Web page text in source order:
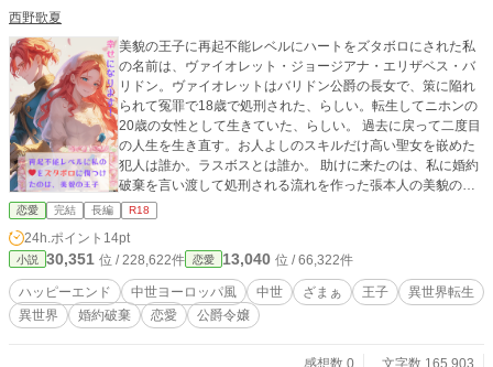
西野歌夏
美貌の王子に再起不能レベルにハートをズタボロにされた私
の名前は、ヴァイオレット・ジョージアナ・エリザベス・バ
リドン。ヴァイオレットはバリドン公爵の長女で、策に陥れ
られて冤罪で18歳で処刑された、らしい。転生してニホンの
20歳の女性として生きていた、らしい。 過去に戻って二度目
の人生を生き直す。お人よしのスキルだけ高い聖女を嵌めた
犯人は誰か。ラスボスとは誰か。 助けに来たのは、私に婚約
破棄を言い渡して処刑される流れを作った張本人の美貌のボ
アルネハルトの王子と魔導師。私のハートをズタボロに再起
不能レベルで傷つけた王子が助けにくる！？ そこに新たな王
位継承者が最高にハンサムな容貌で颯爽と現れてー。 隣国の
カール大帝に代わって大国ハープスブートの王となる可能性
を秘めたレキュール辺境伯と、私を一度傷つけたボアルネハ
ルトの美貌の王子。 私の親友はマルグリッド・エリーナ・ル
ネ。 この異世界転生バイトが私の人生を変えることになる。
ルには性的表現を含みます。ご注意くださいませ。 エブリス
恋愛 完結 長編 R18
24h.ポイント 14pt
小説 30,351 位 / 228,622件 恋愛 13,040 位 / 66,322件
ハッピーエンド 中世ヨーロッパ風 中世 ざまぁ 王子
異世界転生
異世界
婚約破棄 恋愛 公爵令嬢
感想数 0
文字数 165,903